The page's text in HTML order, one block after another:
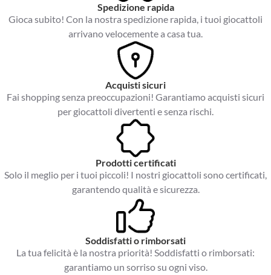
Spedizione rapida
Gioca subito! Con la nostra spedizione rapida, i tuoi giocattoli
arrivano velocemente a casa tua.
Acquisti sicuri
Fai shopping senza preoccupazioni! Garantiamo acquisti sicuri
per giocattoli divertenti e senza rischi.
Prodotti certificati
Solo il meglio per i tuoi piccoli! I nostri giocattoli sono certificati,
garantendo qualità e sicurezza.
Soddisfatti o rimborsati
La tua felicità è la nostra priorità! Soddisfatti o rimborsati:
garantiamo un sorriso su ogni viso.